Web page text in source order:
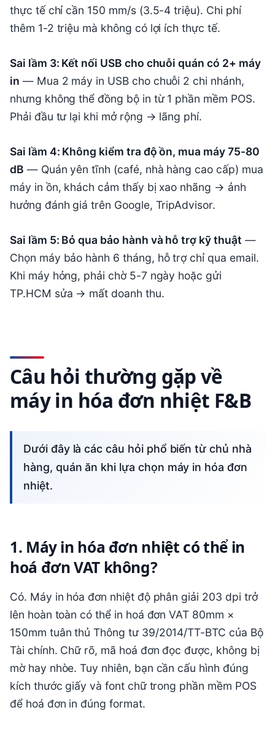
thực tế chỉ cần 150 mm/s (3.5-4 triệu). Chi phí
thêm 1-2 triệu mà không có lợi ích thực tế.
Sai lầm 3: Kết nối USB cho chuỗi quán có 2+ máy
in — Mua 2 máy in USB cho chuỗi 2 chi nhánh,
nhưng không thể đồng bộ in từ 1 phần mềm POS.
Phải đầu tư lại khi mở rộng → lãng phí.
Sai lầm 4: Không kiểm tra độ ồn, mua máy 75-80
dB — Quán yên tĩnh (café, nhà hàng cao cấp) mua
máy in ồn, khách cảm thấy bị xao nhãng → ảnh
hưởng đánh giá trên Google, TripAdvisor.
Sai lầm 5: Bỏ qua bảo hành và hỗ trợ kỹ thuật —
Chọn máy bảo hành 6 tháng, hỗ trợ chỉ qua email.
Khi máy hỏng, phải chờ 5-7 ngày hoặc gửi
TP.HCM sửa → mất doanh thu.
Câu hỏi thường gặp về
máy in hóa đơn nhiệt F&B
Dưới đây là các câu hỏi phổ biến từ chủ nhà
hàng, quán ăn khi lựa chọn máy in hóa đơn
nhiệt.
1. Máy in hóa đơn nhiệt có thể in
hoá đơn VAT không?
Có. Máy in hóa đơn nhiệt độ phân giải 203 dpi trở
lên hoàn toàn có thể in hoá đơn VAT 80mm ×
150mm tuân thủ Thông tư 39/2014/TT-BTC của Bộ
Tài chính. Chữ rõ, mã hoá đơn đọc được, không bị
mờ hay nhòe. Tuy nhiên, bạn cần cấu hình đúng
kích thước giấy và font chữ trong phần mềm POS
để hoá đơn in đúng format.